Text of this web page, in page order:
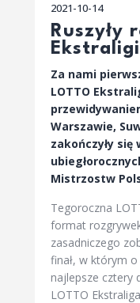
2021-10-14
Ruszyły
Za nami
LOTTO
Warszawie,
zakończyły
Mistrzostw
Tegoroczna
format
zasadniczego
finał, w którym
najlepsze cztery
LOTTO